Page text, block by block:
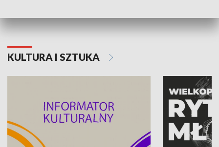
KULTURA I SZTUKA